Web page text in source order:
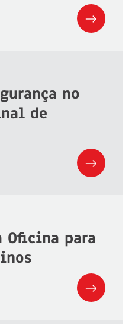
no
de
Oficina para